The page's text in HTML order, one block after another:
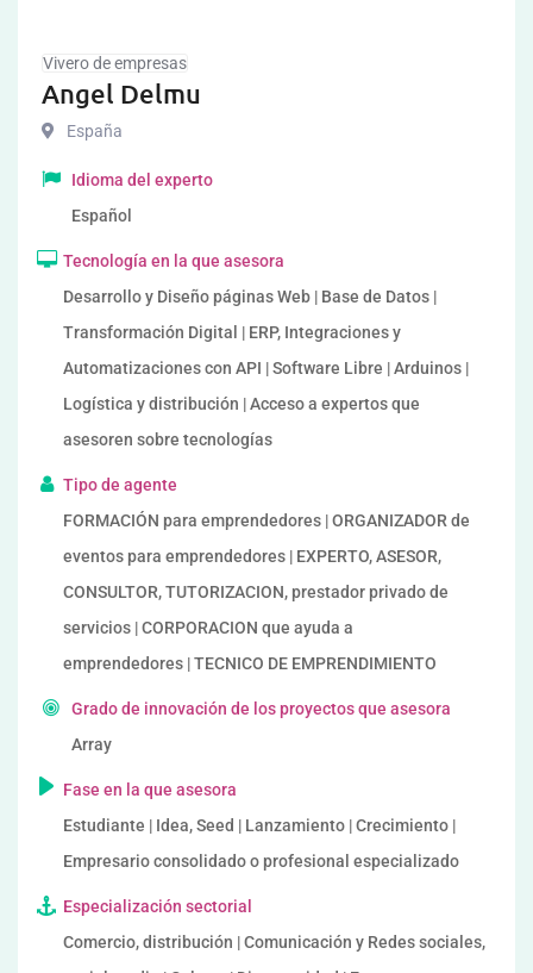
Vivero de empresas
Angel Delmu
España
Idioma del experto
Español
Tecnología en la que asesora
Desarrollo y Diseño páginas Web | Base de Datos |
Transformación Digital | ERP, Integraciones y
Automatizaciones con API | Software Libre | Arduinos |
Logística y distribución | Acceso a expertos que
asesoren sobre tecnologías
Tipo de agente
FORMACIÓN para emprendedores | ORGANIZADOR de
eventos para emprendedores | EXPERTO, ASESOR,
CONSULTOR, TUTORIZACION, prestador privado de
servicios | CORPORACION que ayuda a
emprendedores | TECNICO DE EMPRENDIMIENTO
Grado de innovación de los proyectos que asesora
Array
Fase en la que asesora
Estudiante | Idea, Seed | Lanzamiento | Crecimiento |
Empresario consolidado o profesional especializado
Especialización sectorial
Comercio, distribución | Comunicación y Redes sociales,